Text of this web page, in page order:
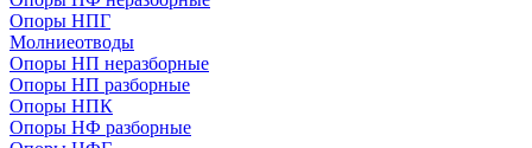
Опоры НПГ
Молниеотводы
Опоры НП неразборные
Опоры НП разборные
Опоры НПК
Опоры НФ разборные